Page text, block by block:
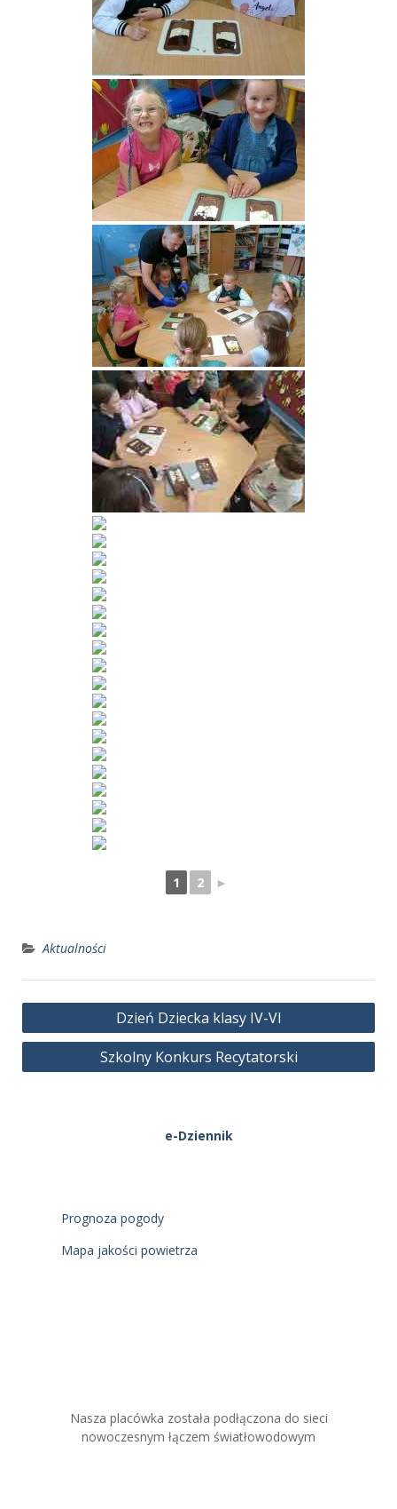
1 2 ►
Aktualności
Nawigacja
wpisu
Dzień Dziecka klasy IV-VI
Szkolny Konkurs Recytatorski
e-Dziennik
Prognoza pogody
Mapa jakości powietrza
Nasza placówka została podłączona do sieci
nowoczesnym łączem światłowodowym